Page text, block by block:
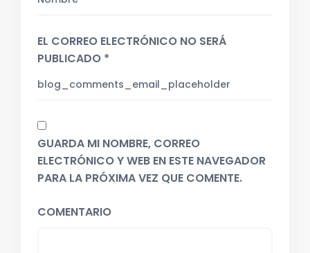
EL CORREO ELECTRÓNICO NO SERÁ
PUBLICADO *
GUARDA MI NOMBRE, CORREO
ELECTRÓNICO Y WEB EN ESTE NAVEGADOR
PARA LA PRÓXIMA VEZ QUE COMENTE.
COMENTARIO